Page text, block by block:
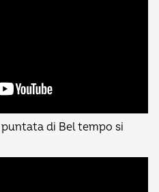
di Bel tempo si